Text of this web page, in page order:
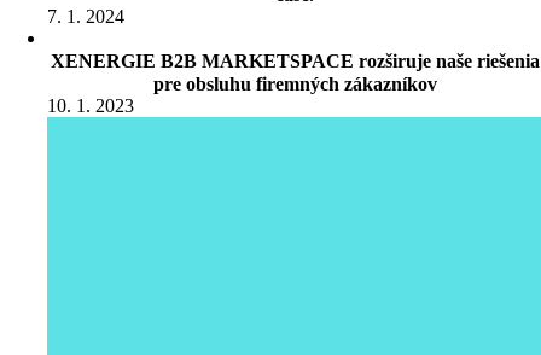
7. 1. 2024
XENERGIE B2B MARKETSPACE rozširuje naše riešenia
pre obsluhu firemných zákazníkov
10. 1. 2023